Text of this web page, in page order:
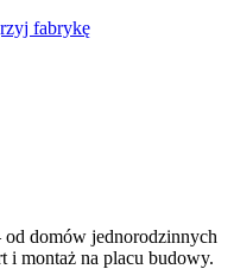
fabrykę
od domów jednorodzinnych
i montaż na placu budowy.